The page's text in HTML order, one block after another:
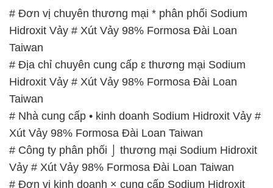
Hidroxit Vảy # Xút Vảy 98% Formosa Đài Loan
Taiwan
# Nhà cung cấp • kinh doanh Sodium Hidroxit Vảy #
Xút Vảy 98% Formosa Đài Loan Taiwan
# Công ty phân phối ⌡ thương mại Sodium Hidroxit
Vảy # Xút Vảy 98% Formosa Đài Loan Taiwan
# Đơn vị kinh doanh × cung cấp Sodium Hidroxit
Vảy # Xút Vảy 98% Formosa Đài Loan Taiwan
# Cty phân phối ε thương mại Sodium Hidroxit Vảy
# Xút Vảy 98% Formosa Đài Loan Taiwan
# Nơi cung ứng ¯ bán Sodium Hidroxit Vảy # Xút